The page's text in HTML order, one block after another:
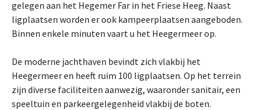
gelegen aan het Hegemer Far in het Friese Heeg. Naast
ligplaatsen worden er ook kampeerplaatsen aangeboden.
Binnen enkele minuten vaart u het Heegermeer op.
De moderne jachthaven bevindt zich vlakbij het
Heegermeer en heeft ruim 100 ligplaatsen. Op het terrein
zijn diverse faciliteiten aanwezig, waaronder sanitair, een
speeltuin en parkeergelegenheid vlakbij de boten.